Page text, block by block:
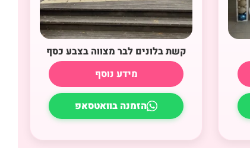
קשת בלונים לבר מצווה בצבע כסף
מידע נוסף
הזמנה בוואטסאפ